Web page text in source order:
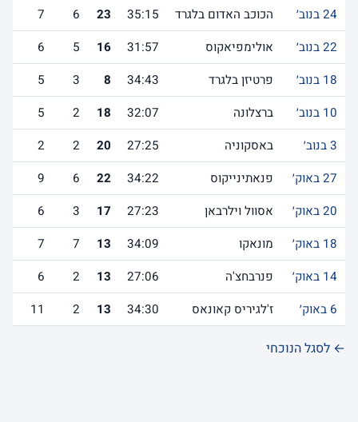
24 בנוב׳
הכוכב האדום בלגרד 35:15
23
6
7
22 בנוב׳
אולימפיאקוס 31:57
16
5
6
18 בנוב׳
פרטיזן בלגרד 34:43
8
3
5
10 בנוב׳
ברצלונה 32:07
18
2
5
3 בנוב׳
באסקוניה 27:25
20
2
2
27 באוק׳
פנאתינייקוס 34:22
22
6
9
20 באוק׳
אסוול וילרבאן 27:23
17
3
6
18 באוק׳
מונאקו 34:09
13
7
7
14 באוק׳
פנרבחצ'ה 27:06
13
2
6
6 באוק׳
ז'לגיריס קאונאס 34:30
13
2
11
← לסגל הנוכחי